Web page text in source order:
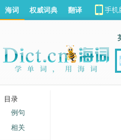
海词 权威词典 翻译
目录
例句
相关